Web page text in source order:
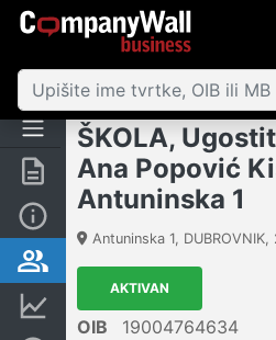
Sažetak
Osnovne informacije
Financijski podaci
ŠKOLA,
Ana Popović
Antuninska 1
Antuninska 1, DUBROVNIK,
AKTIVAN
OIB
19004764634